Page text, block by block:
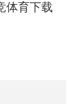
体育下载